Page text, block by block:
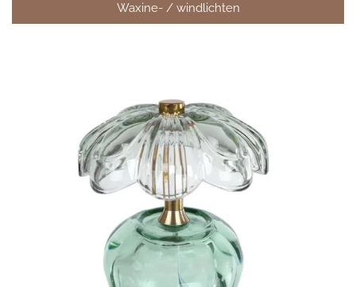
Waxine- / windlichten